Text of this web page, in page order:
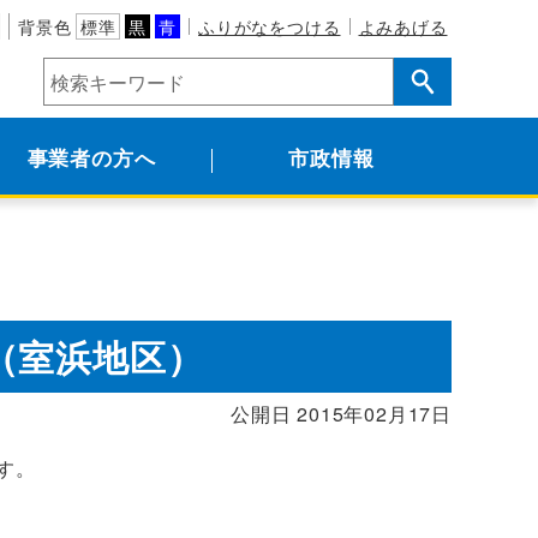
背景色 標準 黒 青 ふりがなをつける よみあげる
事業者の方へ 市政情報
浜地区）
公開日 2015年02月17日